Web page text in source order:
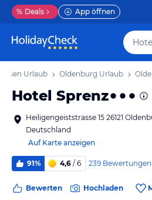
% Deals App öffnen
Urlaub Oldenburg Urlaub
Hotel Sprenz
Heiligengeiststrasse 15 26121
Deutschland
Auf Karte anzeigen
91% 4,6 / 6 239 Bewertungen
Bewerten Hochladen